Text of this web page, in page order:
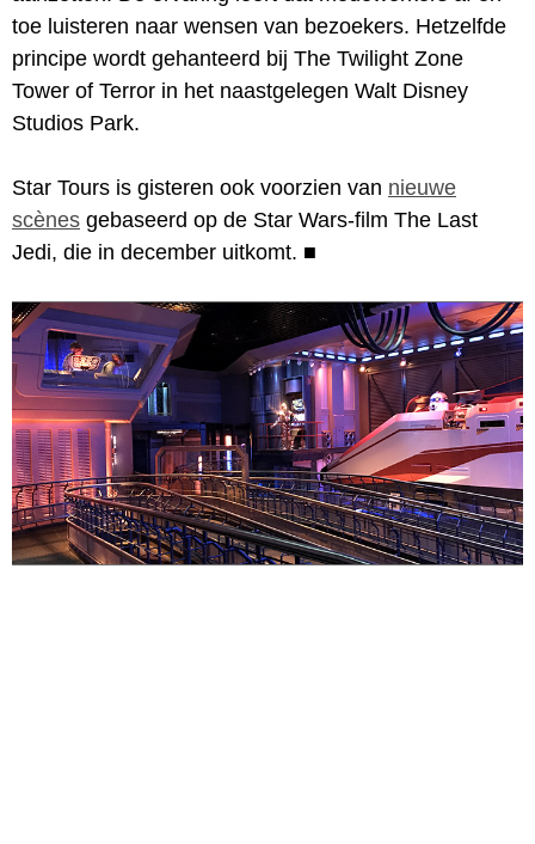
toe luisteren naar wensen van bezoekers. Hetzelfde
principe wordt gehanteerd bij The Twilight Zone
Tower of Terror in het naastgelegen Walt Disney
Studios Park.
Star Tours is gisteren ook voorzien van nieuwe
scènes gebaseerd op de Star Wars-film The Last
Jedi, die in december uitkomt. ■